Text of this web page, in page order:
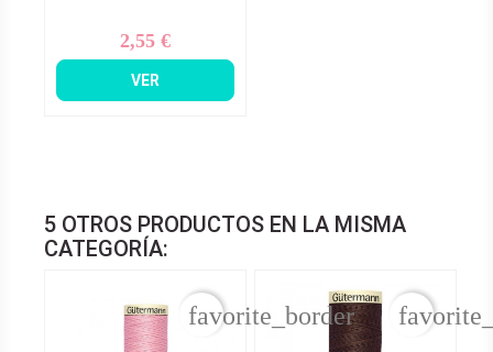
Precio
2,55 €
VER
5 OTROS PRODUCTOS EN LA MISMA
CATEGORÍA:
favorite_border